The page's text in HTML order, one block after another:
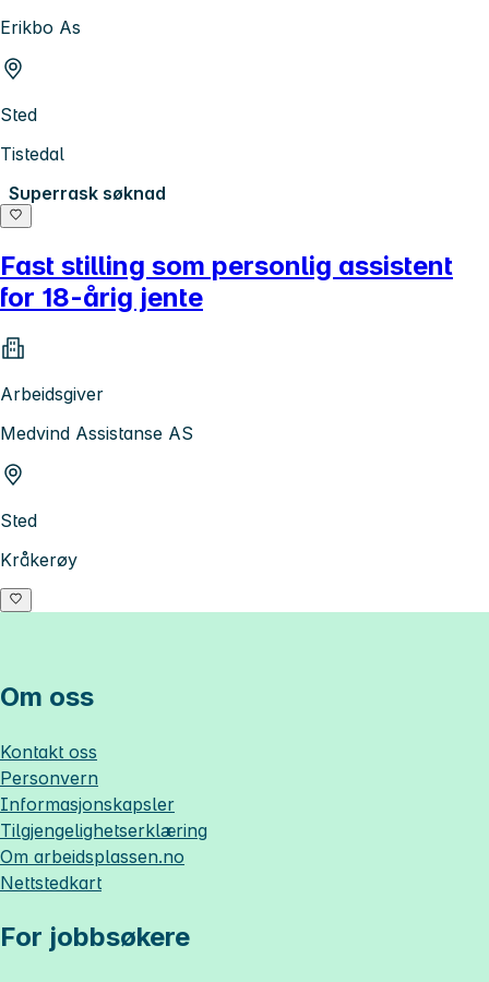
Erikbo As
Sted
Tistedal
Superrask søknad
Fast stilling som personlig assistent
for 18-årig jente
Arbeidsgiver
Medvind Assistanse AS
Sted
Kråkerøy
Om oss
Kontakt oss
Personvern
Informasjonskapsler
Tilgjengelighetserklæring
Om arbeidsplassen.no
Nettstedkart
For jobbsøkere